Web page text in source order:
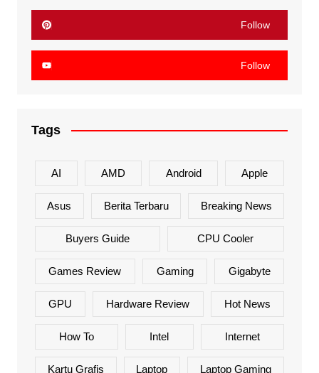
Follow
Follow
Tags
AI AMD Android Apple
Asus Berita Terbaru Breaking News
Buyers Guide CPU Cooler
Games Review Gaming Gigabyte
GPU Hardware Review Hot News
How To Intel Internet
Kartu Grafis Laptop Laptop Gaming